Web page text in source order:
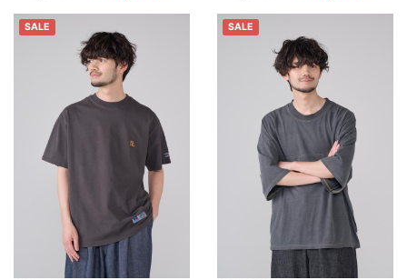
SALE SALE